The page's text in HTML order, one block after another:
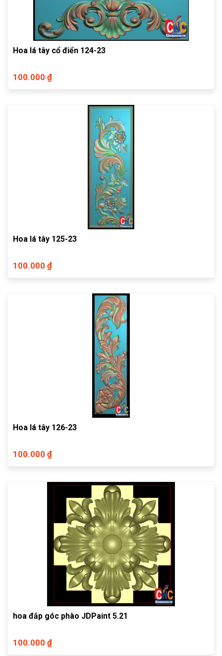
Hoa lá tây cổ điển 124-23
100.000 ₫
Hoa lá tây 125-23
100.000 ₫
Hoa lá tây 126-23
100.000 ₫
hoa đắp góc phào JDPaint 5.21
100.000 ₫